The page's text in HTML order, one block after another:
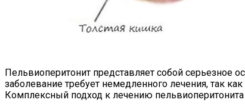
Пельвиоперитонит представляет собой серьезное
заболевание требует немедленного лечения, так
Комплексный подход к лечению